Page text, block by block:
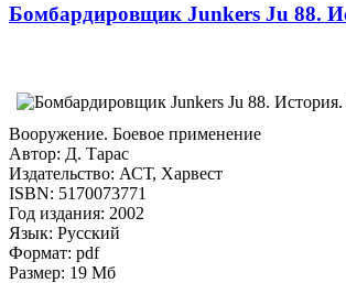
Бомбардировщик Junkers Ju 88.
Вооружение. Боевое применение
Автор: Д. Тарас
Издательство: АСТ, Харвест
ISBN: 5170073771
Год издания: 2002
Язык: Русский
Формат: pdf
Размер: 19 Мб